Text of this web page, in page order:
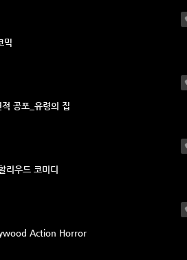
믹
공포_유령의 집
리우드 코미디
Action Horror